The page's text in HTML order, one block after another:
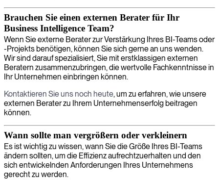
Brauchen Sie einen externen Berater für Ihr
Business Intelligence Team?
Wenn Sie externe Berater zur Verstärkung Ihres BI-Teams oder
-Projekts benötigen, können Sie sich gerne an uns wenden.
Wir sind darauf spezialisiert, Sie mit erstklassigen externen
Beratern zusammenzubringen, die wertvolle Fachkenntnisse in
Ihr Unternehmen einbringen können.
Kontaktieren Sie uns noch heute, um zu erfahren, wie unsere
externen Berater zu Ihrem Unternehmenserfolg beitragen
können.
Wann sollte man vergrößern oder verkleinern
Es ist wichtig zu wissen, wann Sie die Größe Ihres BI-Teams
ändern sollten, um die Effizienz aufrechtzuerhalten und den
sich entwickelnden Anforderungen Ihres Unternehmens
gerecht zu werden.